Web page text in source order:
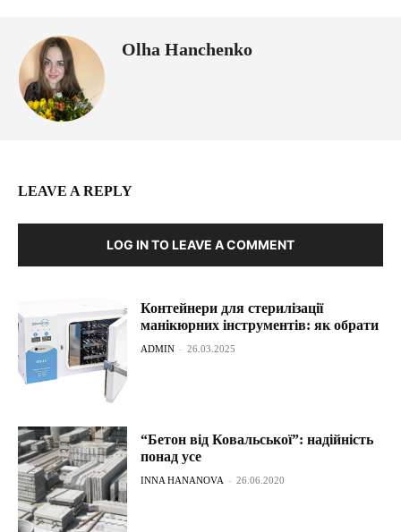
Olha Hanchenko
LEAVE A REPLY
LOG IN TO LEAVE A COMMENT
Контейнери для стерилізації
манікюрних інструментів: як обрати
ADMIN - 26.03.2025
“Бетон від Ковальської”: надійність
понад усе
INNA HANANOVA - 26.06.2020